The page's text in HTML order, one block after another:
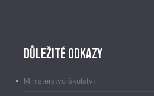
Důležité odkazy
Ministerstvo školství